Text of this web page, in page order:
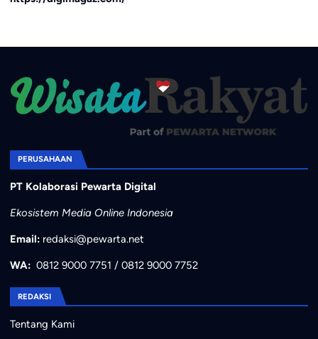
PERUSAHAAN
PT Kolaborasi Pewarta Digital
Ekosistem Media Online Indonesia
Email: redaksi@pewarta.net
WA: 0812 9000 7751 / 0812 9000 7752
REDAKSI
Tentang Kami